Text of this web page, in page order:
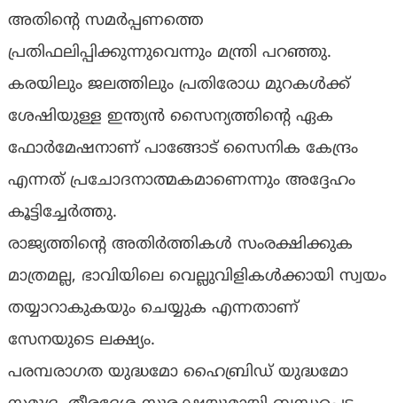
അതിൻ്റെ സമർപ്പണത്തെ
പ്രതിഫലിപ്പിക്കുന്നുവെന്നും മന്ത്രി പറഞ്ഞു.
കരയിലും ജലത്തിലും പ്രതിരോധ മുറകൾക്ക്
ശേഷിയുള്ള ഇന്ത്യൻ സൈന്യത്തിന്റെ ഏക
ഫോർമേഷനാണ് പാങ്ങോട് സൈനിക കേന്ദ്രം
എന്നത് പ്രചോദനാത്മകമാണെന്നും അദ്ദേഹം
കൂട്ടിച്ചേർത്തു.
രാജ്യത്തിൻ്റെ അതിർത്തികൾ സംരക്ഷിക്കുക
മാത്രമല്ല, ഭാവിയിലെ വെല്ലുവിളികൾക്കായി സ്വയം
തയ്യാറാകുകയും ചെയ്യുക എന്നതാണ്
സേനയുടെ ലക്ഷ്യം.
പരമ്പരാഗത യുദ്ധമോ ഹൈബ്രിഡ് യുദ്ധമോ